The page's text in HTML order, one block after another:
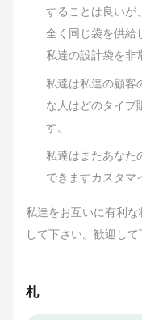
することは良いが
全く同じ袋を供給
私達の設計袋を非
私達は私達の顧客
な人はどのタイプ
す。
私達はまたあなた
できますカスタマ
私達をお互いに有利
して下さい。歓迎して
札